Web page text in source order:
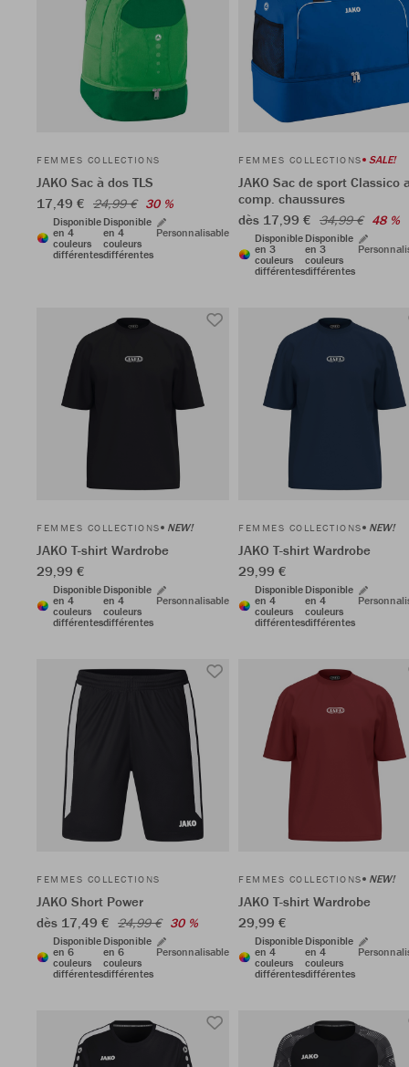
FEMMES COLLECTIONS
JAKO Sac à dos TLS
17,49 € 24,99 € 30 %
Disponible
en 4
couleurs
différentes
Disponible
en 4
couleurs
différentes
Personnalisable
FEMMES COLLECTIONS SALE!
JAKO Sac de sport Classico
comp. chaussures
dès 17,99 € 34,99 € 48 %
Disponible
en 3
couleurs
différentes
Disponible
en 3
couleurs
différentes
FEMMES COLLECTIONS NEW!
JAKO T-shirt Wardrobe
29,99 €
Disponible
en 4
couleurs
différentes
Disponible
en 4
couleurs
différentes
Personnalisable
FEMMES COLLECTIONS NEW!
JAKO T-shirt Wardrobe
29,99 €
Disponible
en 4
couleurs
différentes
Disponible
en 4
couleurs
différentes
FEMMES COLLECTIONS
JAKO Short Power
dès 17,49 € 24,99 € 30 %
Disponible
en 6
couleurs
différentes
Disponible
en 6
couleurs
différentes
Personnalisable
FEMMES COLLECTIONS NEW!
JAKO T-shirt Wardrobe
29,99 €
Disponible
en 4
couleurs
différentes
Disponible
en 4
couleurs
différentes